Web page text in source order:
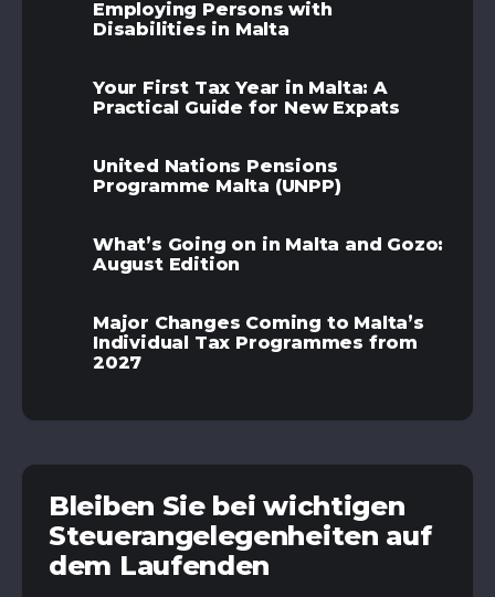
Employing Persons with
Disabilities in Malta
Your First Tax Year in Malta: A
Practical Guide for New Expats
United Nations Pensions
Programme Malta (UNPP)
What’s Going on in Malta and Gozo:
August Edition
Major Changes Coming to Malta’s
Individual Tax Programmes from
2027
Bleiben Sie bei wichtigen
Steuerangelegenheiten auf
dem Laufenden